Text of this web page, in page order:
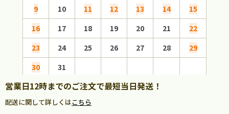
9
10 11 12 13 14
15
16
17 18 19 20 21
22
23
24 25 26 27 28
29
30
31
営業日12時までのご注文で最短当日発送！
配送に関して詳しくはこちら